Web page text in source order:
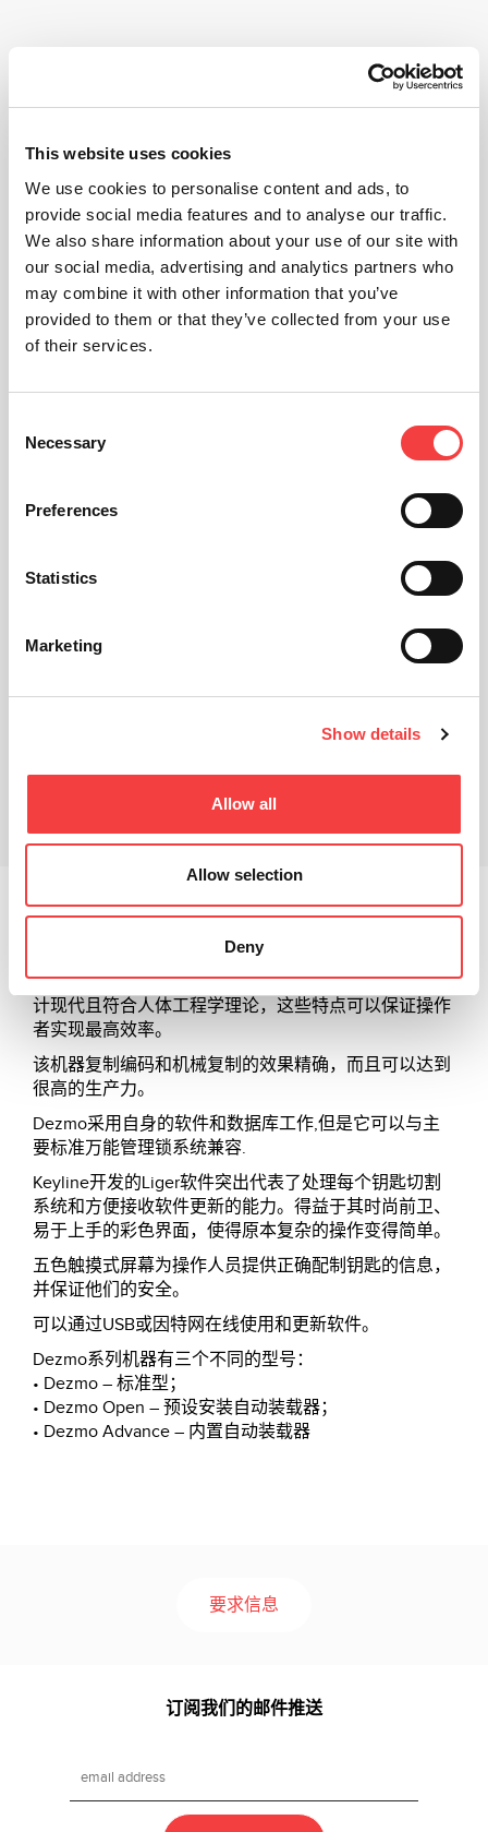
This website uses cookies
We use cookies to personalise content and ads, to
provide social media features and to analyse our traffic.
We also share information about your use of our site with
our social media, advertising and analytics partners who
may combine it with other information that you’ve
provided to them or that they’ve collected from your use
of their services.
Selection
Necessary
Preferences
Statistics
Marketing
Show details
Allow all
Allow selection
Deny
相关产品
下载
Dezmo是一款新型机器，它为锁筒钥匙、门钥匙和汽车
机器装载机，在稳定的新概念结构内操作。该机器采用
高性能材料制作，其内置质量系统是经认证的，外观设
计现代且符合人体工程学理论，这些特点可以保证操作
者实现最高效率。
该机器复制编码和机械复制的效果精确，而且可以达到
很高的生产力。
Dezmo采用自身的软件和数据库工作,但是它可以与主
要标准万能管理锁系统兼容.
Keyline开发的Liger软件突出代表了处理每个钥匙切割
系统和方便接收软件更新的能力。得益于其时尚前卫、
易于上手的彩色界面，使得原本复杂的操作变得简单。
五色触摸式屏幕为操作人员提供正确配制钥匙的信息，
并保证他们的安全。
可以通过USB或因特网在线使用和更新软件。
Dezmo系列机器有三个不同的型号：
• Dezmo – 标准型；
• Dezmo Open – 预设安装自动装载器；
• Dezmo Advance – 内置自动装载器
要求信息
订阅我们的邮件推送